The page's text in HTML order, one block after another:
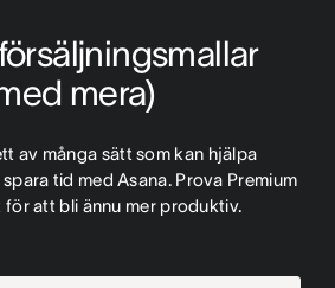
mera)
av många sätt som kan hjälpa
tid med Asana. Prova Premium
att bli ännu mer produktiv.